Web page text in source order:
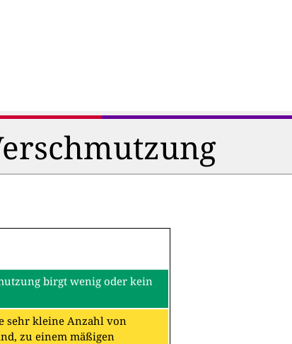
birgt wenig oder kein
sehr kleine Anzahl von
zu einem mäßigen